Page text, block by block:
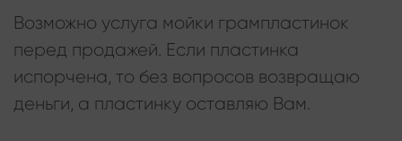
Возможно услуга мойки грампластинок
перед продажей. Если пластинка
испорчена, то без вопросов возвращаю
деньги, а пластинку оставляю Вам.